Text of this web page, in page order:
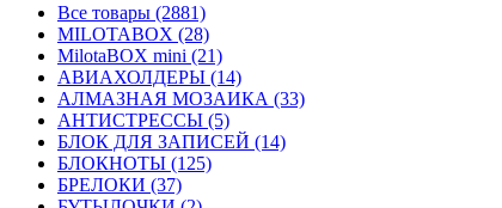
Все товары (2881)
MILOTABOX (28)
MilotaBOX mini (21)
АВИАХОЛДЕРЫ (14)
АЛМАЗНАЯ МОЗАИКА (33)
АНТИСТРЕССЫ (5)
БЛОК ДЛЯ ЗАПИСЕЙ (14)
БЛОКНОТЫ (125)
БРЕЛОКИ (37)